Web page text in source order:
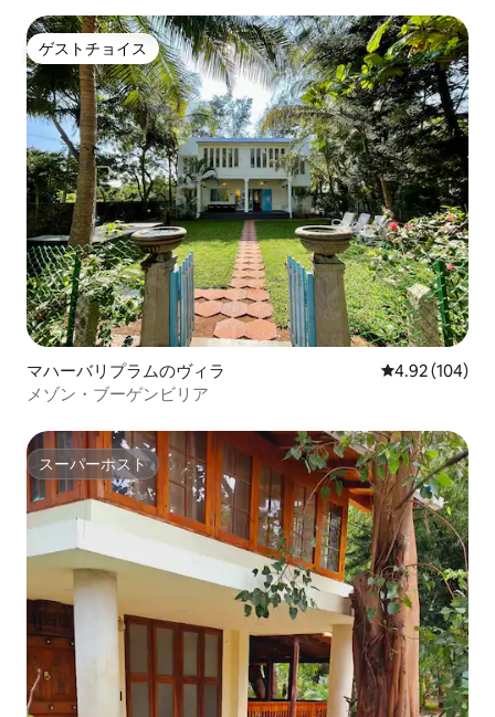
ゲストチョイス
ゲストチョイス
マハーバリプラムのヴィラ レビュー104
4.92 (104)
メゾン・ブーゲンビリア
スーパーホスト
スーパーホスト